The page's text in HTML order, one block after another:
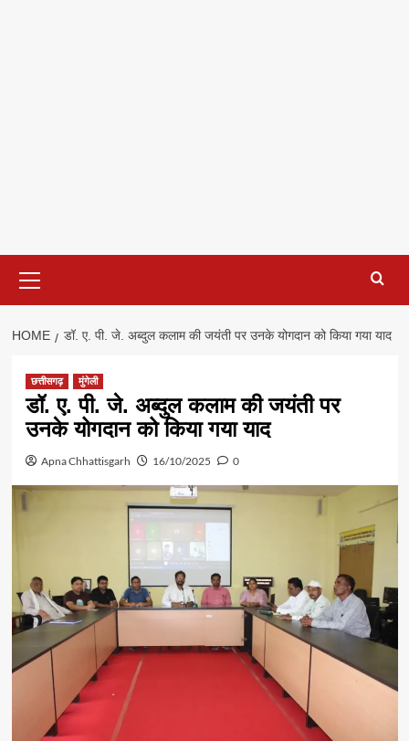
Menu
HOME डॉ. ए. पी. जे. अब्दुल कलाम की जयंती पर उनके योगदान को किया गया याद
छत्तीसगढ़ मुंगेली
डॉ. ए. पी. जे. अब्दुल कलाम की जयंती पर
उनके योगदान को किया गया याद
Apna Chhattisgarh 16/10/2025 0